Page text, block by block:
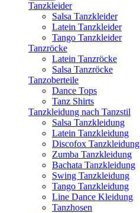
Tanzkleider
Salsa Tanzkleider
Latein Tanzkleider
Tango Tanzkleider
Tanzröcke
Latein Tanzröcke
Salsa Tanzröcke
Tanzoberteile
Dance Tops
Tanz Shirts
Tanzkleidung nach Tanzstil
Salsa Tanzkleidung
Latein Tanzkleidung
Discofox Tanzkleidung
Zumba Tanzkleidung
Bachata Tanzkleidung
Swing Tanzkleidung
Tango Tanzkleidung
Line Dance Kleidung
Tanzhosen